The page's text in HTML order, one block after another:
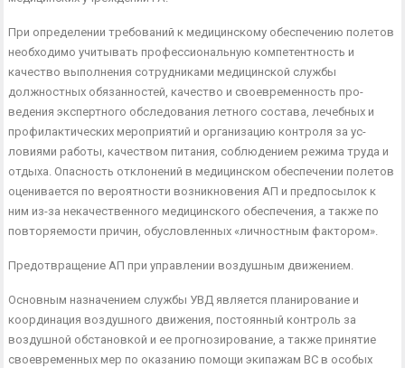
При определении требований к медицинскому обеспечению полетов
необходимо учитывать профессиональную компетент­ность и
качество выполнения сотрудниками медицинской служ­бы
должностных обязанностей, качество и своевременность про­
ведения экспертного обследования летного состава, лечебных и
профилактических мероприятий и организацию контроля за ус­
ловиями работы, качеством питания, соблюдением режима тру­да и
отдыха. Опасность отклонений в медицинском обеспечении полетов
оценивается по вероятности возникновения АП и пред­посылок к
ним из-за некачественного медицинского обеспечения, а также по
повторяемости причин, обусловленных «личностным фактором».
Предотвращение АП при управлении воздушным движением.
Основным назначением службы УВД является планирование и
координация воздушного движения, постоянный контроль за
воздушной обстановкой и ее прогнозирование, а также приня­тие
своевременных мер по оказанию помощи экипажам ВС в особых